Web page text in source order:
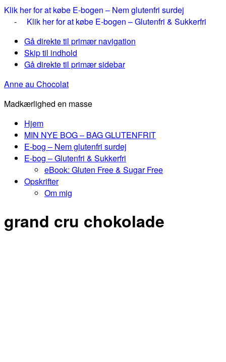
Klik her for at købe E-bogen – Nem glutenfri surdej
- Klik her for at købe E-bogen – Glutenfri & Sukkerfri
Gå direkte til primær navigation
Skip til indhold
Gå direkte til primær sidebar
Anne au Chocolat
Madkærlighed en masse
Hjem
MIN NYE BOG – BAG GLUTENFRIT
E-bog – Nem glutenfri surdej
E-bog – Glutenfri & Sukkerfri
eBook: Gluten Free & Sugar Free
Opskrifter
Om mig
grand cru chokolade